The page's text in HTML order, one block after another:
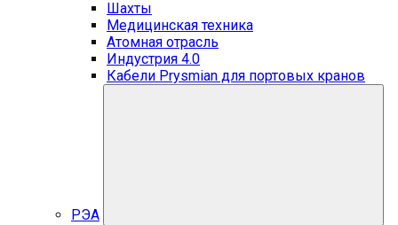
Шахты
Медицинская техника
Атомная отрасль
Индустрия 4.0
Кабели Prysmian для портовых кранов
РЭА